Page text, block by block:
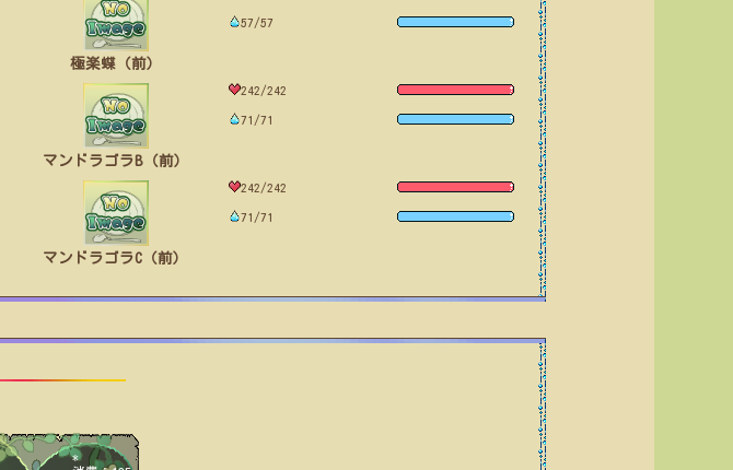
極楽蝶（前）
57/57
マンドラゴラB（前）
242/242
71/71
マンドラゴラC（前）
242/242
71/71
*